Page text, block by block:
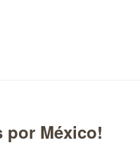
por México!